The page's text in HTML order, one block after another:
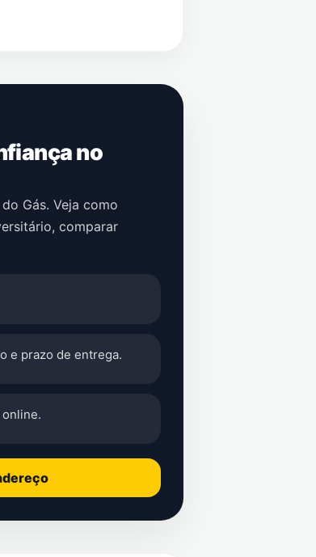
no
Gás. Veja como
, comparar
e prazo de entrega.
online.